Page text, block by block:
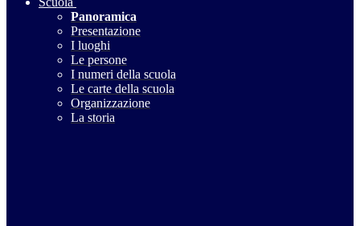
Panoramica
Presentazione
I luoghi
Le persone
I numeri della scuola
Le carte della scuola
Organizzazione
La storia